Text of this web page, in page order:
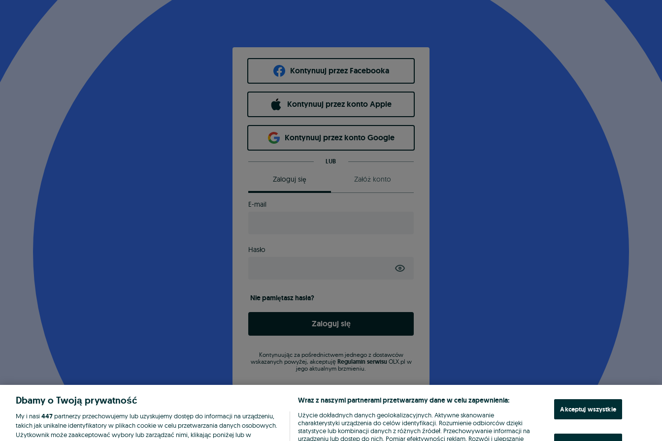
Kontynuuj przez Facebooka
Kontynuuj przez konto Apple
Kontynuuj przez konto Google
LUB
Zaloguj się Załóż konto
E-mail
Hasło
Nie pamiętasz hasła?
Zaloguj się
Kontynuując za pośrednictwem jednego z dostawców
wskazanych powyżej, akceptuję Regulamin serwisu OLX.pl w
jego aktualnym brzmieniu.
Dbamy o Twoją prywatność
My i nasi 447partnerzy przechowujemy lub uzyskujemy dostęp do informacji na urządzeniu,
takich jak unikalne identyfikatory w plikach cookie w celu przetwarzania danych osobowych.
Użytkownik może zaakceptować wybory lub zarządzać nimi, klikając poniżej lub w
Wraz z naszymi partnerami przetwarzamy dane w celu zapewnienia:
Użycie dokładnych danych geolokalizacyjnych. Aktywne skanowanie
charakterystyki urządzenia do celów identyfikacji. Rozumienie odbiorców dzięki
statystyce lub kombinacji danych z różnych źródeł. Przechowywanie informacji na
urządzeniu lub dostęp do nich. Pomiar efektywności reklam. Rozwój i ulepszanie
Akceptuj wszystkie